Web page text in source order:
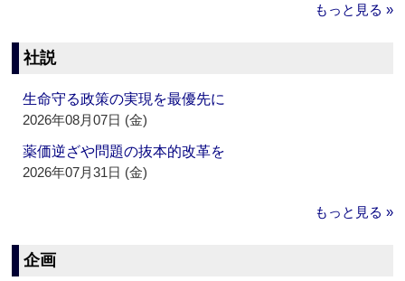
もっと見る »
社説
生命守る政策の実現を最優先に
2026年08月07日 (金)
薬価逆ざや問題の抜本的改革を
2026年07月31日 (金)
もっと見る »
企画